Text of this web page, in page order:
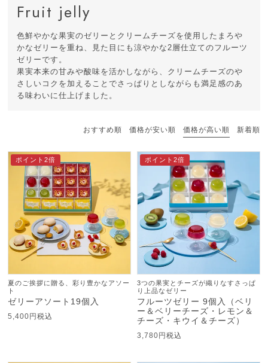
Fruit jelly
色鮮やかな果実のゼリーとクリームチーズを使用したまろや
かなゼリーを重ね、見た目にも涼やかな2層仕立てのフルーツ
ゼリーです。
果実本来の甘みや酸味を活かしながら、クリームチーズのや
さしいコクを加えることでさっぱりとしながらも満足感のあ
る味わいに仕上げました。
おすすめ順 価格が安い順 価格が高い順 新着順
ポイント2倍
夏のご挨拶に贈る、彩り豊かなアソー
ト
ゼリーアソート19個入
5,400 税込
ポイント2倍
3つの果実とチーズが織りなすさっぱ
り上品なゼリー
フルーツゼリー 9個入（ベリ
ー＆ベリーチーズ・レモン＆
チーズ・キウイ＆チーズ）
3,780 税込